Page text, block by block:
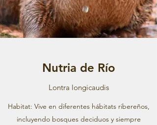
Nutria de Río
Lontra longicaudis
Habitat: Vive en diferentes hábitats ribereños,
incluyendo bosques deciduos y siempre